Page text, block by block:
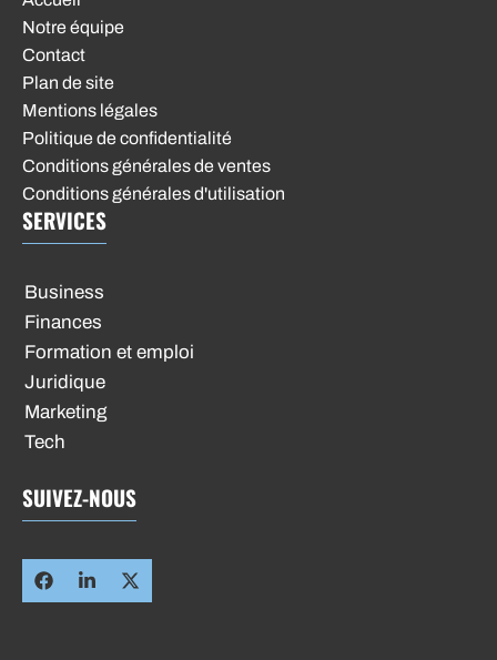
Notre équipe
Contact
Plan de site
Mentions légales
Politique de confidentialité
Conditions générales de ventes
Conditions générales d'utilisation
SERVICES
Business
Finances
Formation et emploi
Juridique
Marketing
Tech
SUIVEZ-NOUS